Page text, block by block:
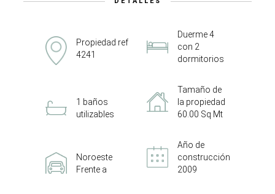
Propiedad ref
4241
Duerme 4
con 2
dormitorios
1 baños
utilizables
Tamaño de
la propiedad
60.00 Sq Mt
Noroeste
Frente a
Año de
construcción
2009